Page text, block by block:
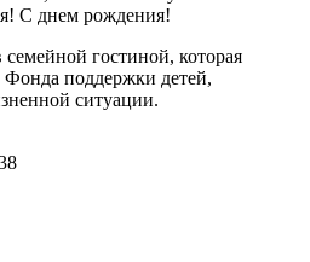
С днем рождения!
гостиной, которая
Фонда поддержки детей,
ситуации.